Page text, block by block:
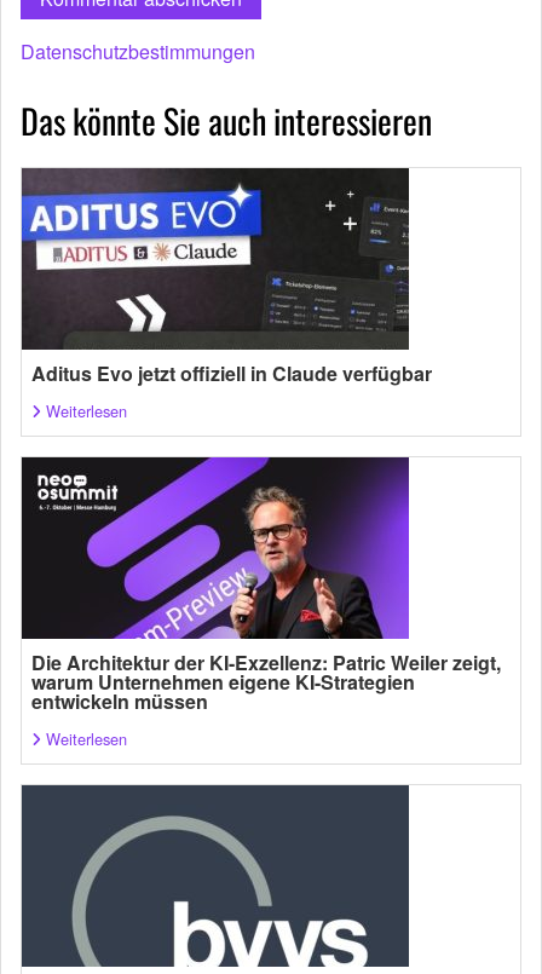
Datenschutzbestimmungen
Das könnte Sie auch interessieren
Aditus Evo jetzt offiziell in Claude verfügbar
Weiterlesen
Die Architektur der KI-Exzellenz: Patric Weiler zeigt,
warum Unternehmen eigene KI-Strategien
entwickeln müssen
Weiterlesen